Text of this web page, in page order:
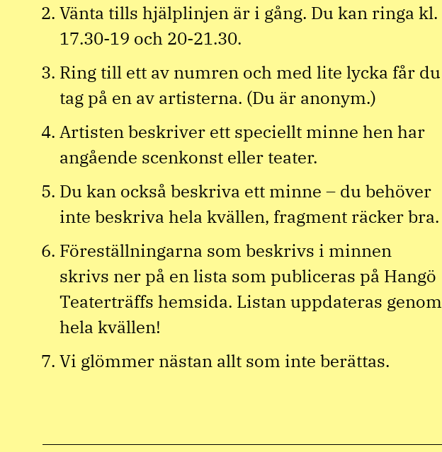
Vänta tills hjälplinjen är i gång. Du kan ringa kl.
17.30-19 och 20-21.30.
Ring till ett av numren och med lite lycka får du
tag på en av artisterna. (Du är anonym.)
Artisten beskriver ett speciellt minne hen har
angående scenkonst eller teater.
Du kan också beskriva ett minne – du behöver
inte beskriva hela kvällen, fragment räcker bra.
Föreställningarna som beskrivs i minnen
skrivs ner på en lista som publiceras på Hangö
Teaterträffs hemsida. Listan uppdateras genom
hela kvällen!
Vi glömmer nästan allt som inte berättas.